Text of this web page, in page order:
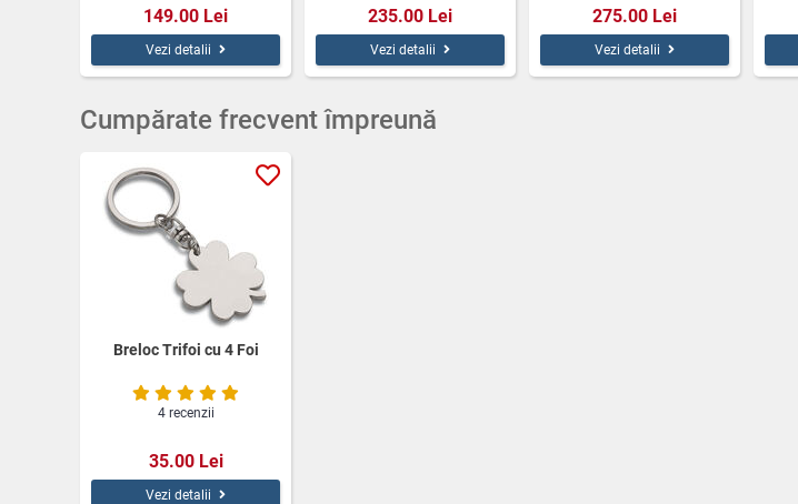
149.00 Lei
Vezi detalii
235.00 Lei
Vezi detalii
275.00 Lei
Vezi detalii
Cumpărate frecvent împreună
Breloc Trifoi cu 4 Foi
4 recenzii
35.00 Lei
Vezi detalii